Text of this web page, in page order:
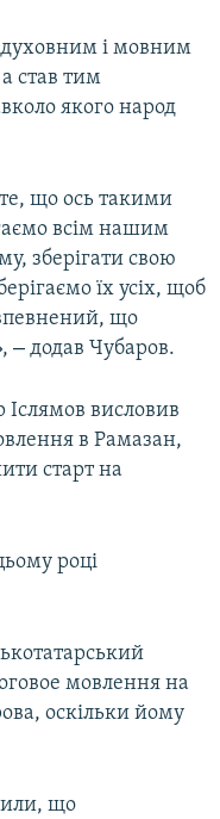
духовним і мовним
став тим
якого народ
що ось такими
всім нашим
зберігати свою
їх усіх, щоб
що
– додав Чубаров.
висловив
в Рамазан,
старт на
році
мовлення на
оскільки йому
що